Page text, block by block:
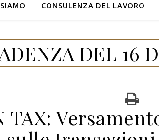
CONSULENZA DEL LAVORO
DEL 16
TAX: